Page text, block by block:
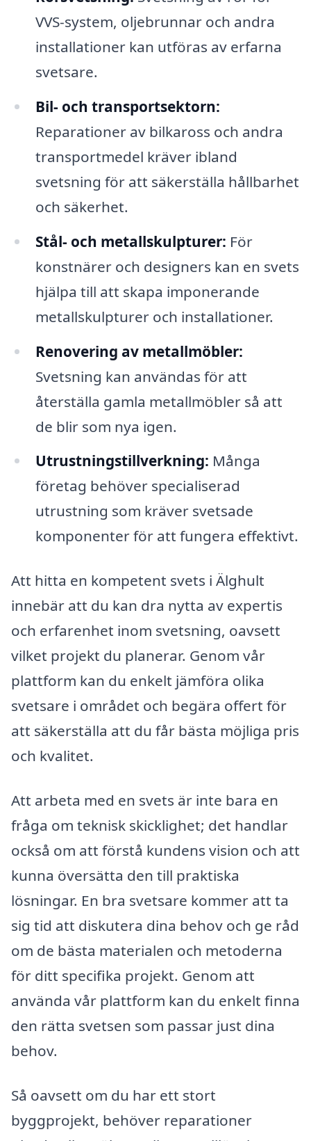
VVS-system, oljebrunnar och andra
installationer kan utföras av erfarna
svetsare.
Bil- och transportsektorn:
Reparationer av bilkaross och andra
transportmedel kräver ibland
svetsning för att säkerställa hållbarhet
och säkerhet.
Stål- och metallskulpturer: För
konstnärer och designers kan en svets
hjälpa till att skapa imponerande
metallskulpturer och installationer.
Renovering av metallmöbler:
Svetsning kan användas för att
återställa gamla metallmöbler så att
de blir som nya igen.
Utrustningstillverkning: Många
företag behöver specialiserad
utrustning som kräver svetsade
komponenter för att fungera effektivt.
Att hitta en kompetent svets i Älghult
innebär att du kan dra nytta av expertis
och erfarenhet inom svetsning, oavsett
vilket projekt du planerar. Genom vår
plattform kan du enkelt jämföra olika
svetsare i området och begära offert för
att säkerställa att du får bästa möjliga pris
och kvalitet.
Att arbeta med en svets är inte bara en
fråga om teknisk skicklighet; det handlar
också om att förstå kundens vision och att
kunna översätta den till praktiska
lösningar. En bra svetsare kommer att ta
sig tid att diskutera dina behov och ge råd
om de bästa materialen och metoderna
för ditt specifika projekt. Genom att
använda vår plattform kan du enkelt finna
den rätta svetsen som passar just dina
behov.
Så oavsett om du har ett stort
byggprojekt, behöver reparationer